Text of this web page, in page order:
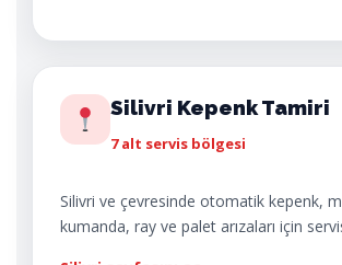
Silivri Kepenk Tamiri
7 alt servis bölgesi
Silivri ve çevresinde otomatik kepenk,
kumanda, ray ve palet arızaları için